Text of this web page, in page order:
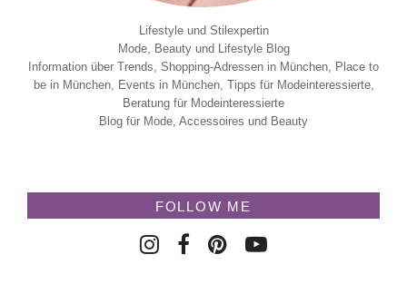
Lifestyle und Stilexpertin
Mode, Beauty und Lifestyle Blog
Information über Trends, Shopping-Adressen in München, Place to
be in München, Events in München, Tipps für Modeinteressierte,
Beratung für Modeinteressierte
Blog für Mode, Accessoires und Beauty
FOLLOW ME